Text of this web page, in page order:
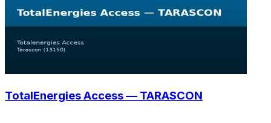
TotalEnergies Access — TARASCON